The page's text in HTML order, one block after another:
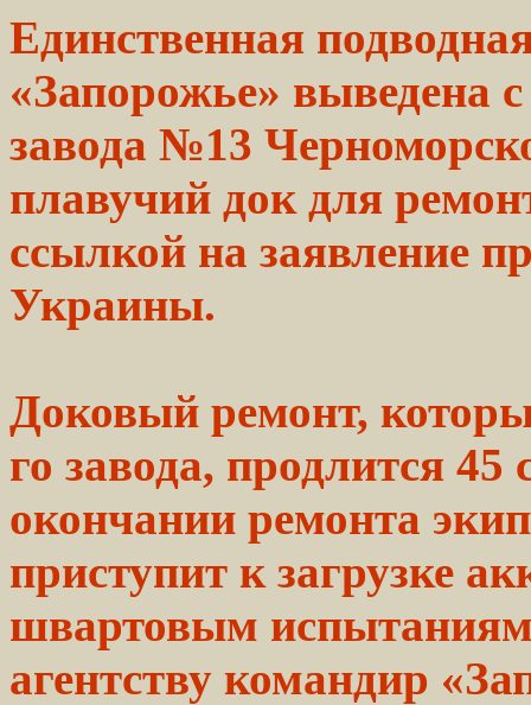
Единственная
«Запорожье» выведена
завода №13
плавучий док для
ссылкой на заявление
Украины.
Доковый ремонт,
го завода, продлится 45
окончании ремонта
приступит к загрузке
швартовым
агентству командир